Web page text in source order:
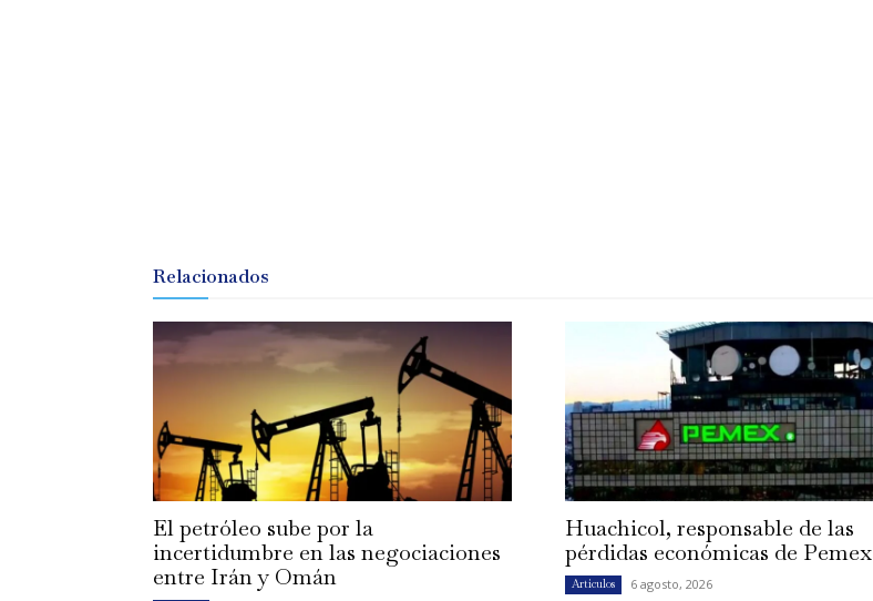
Relacionados
El petróleo sube por la
incertidumbre en las negociaciones
entre Irán y Omán
Huachicol, responsable de las
pérdidas económicas de Pemex
Artículos 6 agosto, 2026